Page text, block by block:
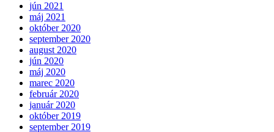
jún 2021
máj 2021
október 2020
september 2020
august 2020
jún 2020
máj 2020
marec 2020
február 2020
január 2020
október 2019
september 2019